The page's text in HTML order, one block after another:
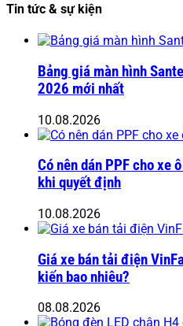
Tin tức & sự kiện
Bảng giá màn hình
2026 mới nhất
10.08.2026
Có nên dán PPF cho xe
khi quyết định
10.08.2026
Giá xe bán tải điện
kiến bao nhiêu?
08.08.2026